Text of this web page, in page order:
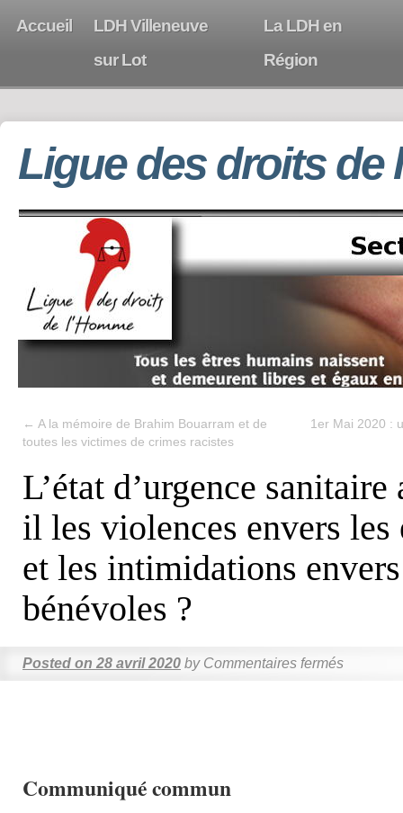
Accueil
LDH Villeneuve
sur Lot
La LDH en
Région
Ligue des droits de
← A la mémoire de Brahim Bouarram et de
toutes les victimes de crimes racistes
1er Mai 2020 :
L’état d’urgence
il les violences envers les
et les intimidations
bénévoles ?
Posted on 28 avril 2020 by Commentaires fermés
Communiqué commun